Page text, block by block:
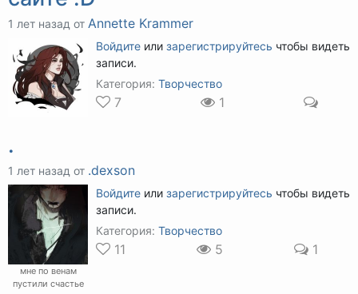
1 лет назад от Annette Krammer
Войдите или зарегистрируйтесь чтобы видеть
записи.
Категория: Творчество
7 1
.
1 лет назад от .dexson
мне по венам
пустили счастье
Войдите или зарегистрируйтесь чтобы видеть
записи.
Категория: Творчество
11 5 1